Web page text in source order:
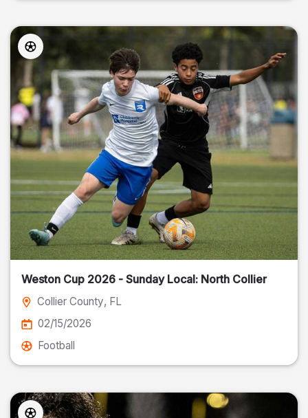
Weston Cup 2026 - Sunday Local: North Collier
Collier County, FL
02/15/2026
Football